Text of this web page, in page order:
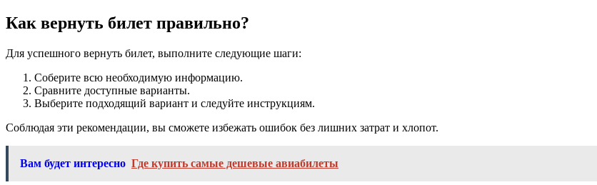
Как вернуть билет правильно?
Для успешного вернуть билет, выполните следующие шаги:
Соберите всю необходимую информацию.
Сравните доступные варианты.
Выберите подходящий вариант и следуйте инструкциям.
Соблюдая эти рекомендации, вы сможете избежать ошибок без лишних затрат и хлопот.
Вам будет интересно Где купить самые дешевые авиабилеты